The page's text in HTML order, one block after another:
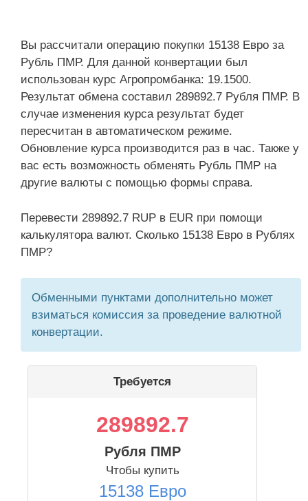
Вы рассчитали операцию покупки 15138 Евро за
Рубль ПМР. Для данной конвертации был
использован курс Агропромбанка: 19.1500.
Результат обмена составил 289892.7 Рубля ПМР. В
случае изменения курса результат будет
пересчитан в автоматическом режиме.
Обновление курса производится раз в час. Также у
вас есть возможность обменять Рубль ПМР на
другие валюты с помощью формы справа.
Перевести 289892.7 RUP в EUR при помощи
калькулятора валют. Сколько 15138 Евро в Рублях
ПМР?
Обменными пунктами дополнительно может
взиматься комиссия за проведение валютной
конвертации.
Требуется
289892.7
Рубля ПМР
Чтобы купить
15138 Евро